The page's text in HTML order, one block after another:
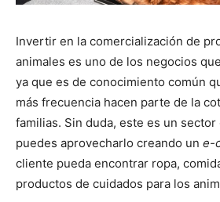
Invertir en la comercialización de
animales es uno de los negocios
ya que es de conocimiento común
más frecuencia hacen parte de la
familias. Sin duda, este es un
puedes aprovecharlo creando un e-
cliente pueda encontrar ropa,
productos de cuidados para los